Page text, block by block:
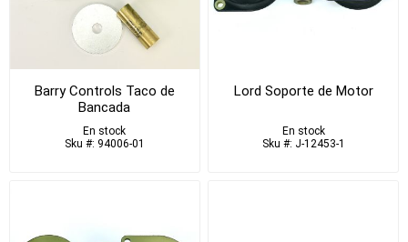
Barry Controls Taco de
Bancada
En stock
Sku #: 94006-01
Lord Soporte de Motor
En stock
Sku #: J-12453-1